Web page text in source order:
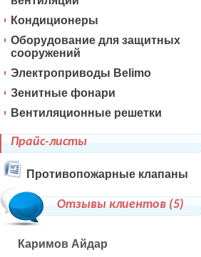
Кондиционеры
Оборудование для защитных
сооружений
Электроприводы Belimo
Зенитные фонари
Вентиляционные решетки
Прайс-листы
Противопожарные клапаны
Отзывы клиентов (5)
Каримов Айдар